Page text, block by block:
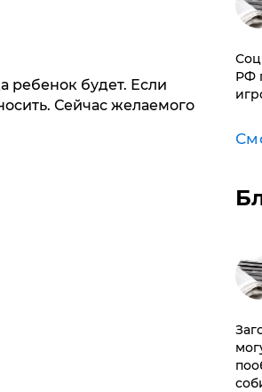
ребенок будет. Если
Сейчас желаемого
РФ